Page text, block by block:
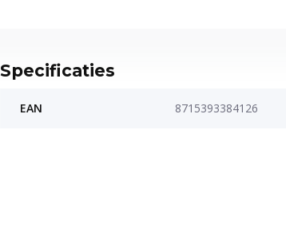
Specificaties
EAN 8715393384126